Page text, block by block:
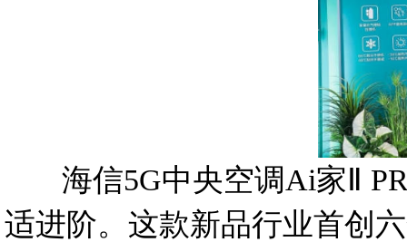
海信5G中央空调Ai家Ⅱ
适进阶。这款新品行业首创